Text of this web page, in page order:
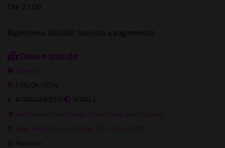
Ore 21.00
Biglietteria: 892982 (servizio a pagamento)
Dove e quando
Concerti
Il 06/04/2014
A PAGAMENTO
SERALE
Auditorium Parco della Musica Sala Santa Cecilia
Viale Pietro De Coubertin, 30 - Roma (RM)
Flaminio